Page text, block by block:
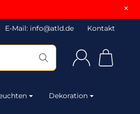
×
E-Mail: info@atld.de Kontakt
Dekoration